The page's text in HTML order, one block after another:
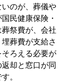
のが、葬儀や
民健康保険・
祭費が、会社
葬費が支給さ
ろえる必要が
却と窓口が同
。